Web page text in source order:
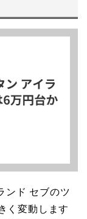
ンド セブのツ
く変動します